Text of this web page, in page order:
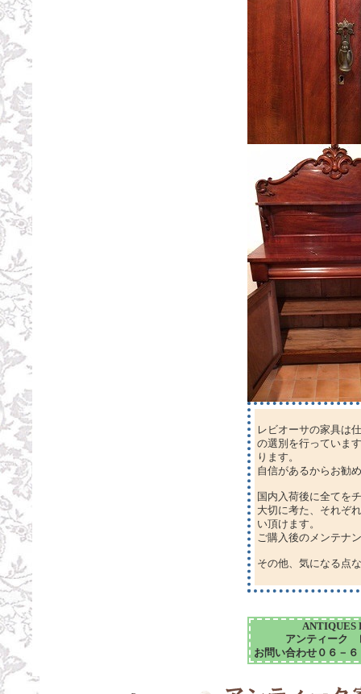
レビオーサの家具は
の選別を行っていま
ります。
自信があるからお勧
国内入荷後に全てを
大切に考た、それぞ
い頂けます。
ご購入後のメンテナ
その他、気になる点
ANTIQUES
アンティーク
お問い合わせ０６－